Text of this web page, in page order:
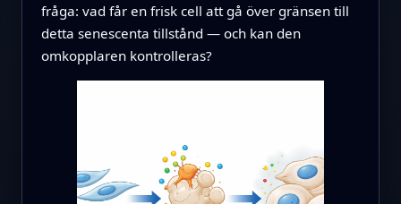
fråga: vad får en frisk cell att gå över gränsen till
detta senescenta tillstånd — och kan den
omkopplaren kontrolleras?